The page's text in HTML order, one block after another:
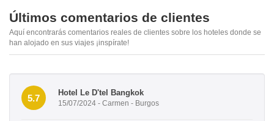
Últimos comentarios de clientes
Aquí encontrarás comentarios reales de clientes sobre los hoteles donde se
han alojado en sus viajes ¡inspírate!
5.7
Hotel Le D'tel Bangkok
15/07/2024 - Carmen - Burgos